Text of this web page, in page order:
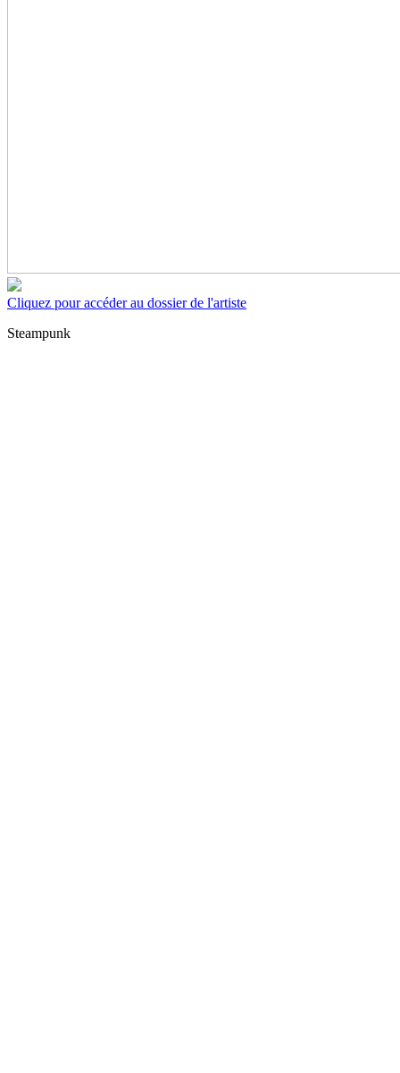
Cliquez pour accéder au dossier de l'artiste
Steampunk